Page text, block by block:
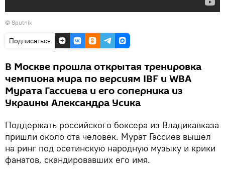
© Sputnik
Подписаться
В Москве прошла открытая тренировка
чемпиона мира по версиям IBF и WBA
Мурата Гассиева и его соперника из
Украины Александра Усика
Поддержать российского боксера из Владикавказа
пришли около ста человек. Мурат Гассиев вышел
на ринг под осетинскую народную музыку и крики
фанатов, скандировавших его имя.